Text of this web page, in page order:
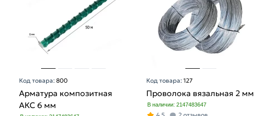
Код товара: 800
Арматура композитная
АКС 6 мм
Код товара:127
Проволока вязальная 2 мм
В наличии: 2147483647